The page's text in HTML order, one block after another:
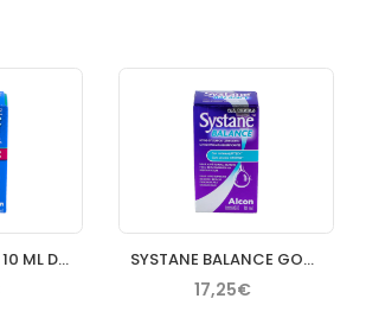
SYSTANE ULTRA 10 ML DIRECTO SYSTANE BALANCE GOTAS OFTALMICAS DIRECTO
17,25€